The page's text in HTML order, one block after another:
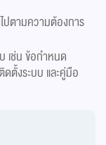
ปตามความต้องการ
เช่น ข้อกำหนด
ตั้งระบบ และคู่มือ